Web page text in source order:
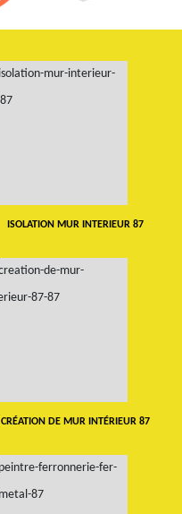
ISOLATION MUR INTERIEUR 87
CRÉATION DE MUR INTÉRIEUR 87